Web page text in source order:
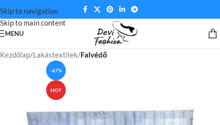
Skip to navigation
Skip to main content
MENU
Kezdőlap Lakástextilek Falvédő
-67%
HOT